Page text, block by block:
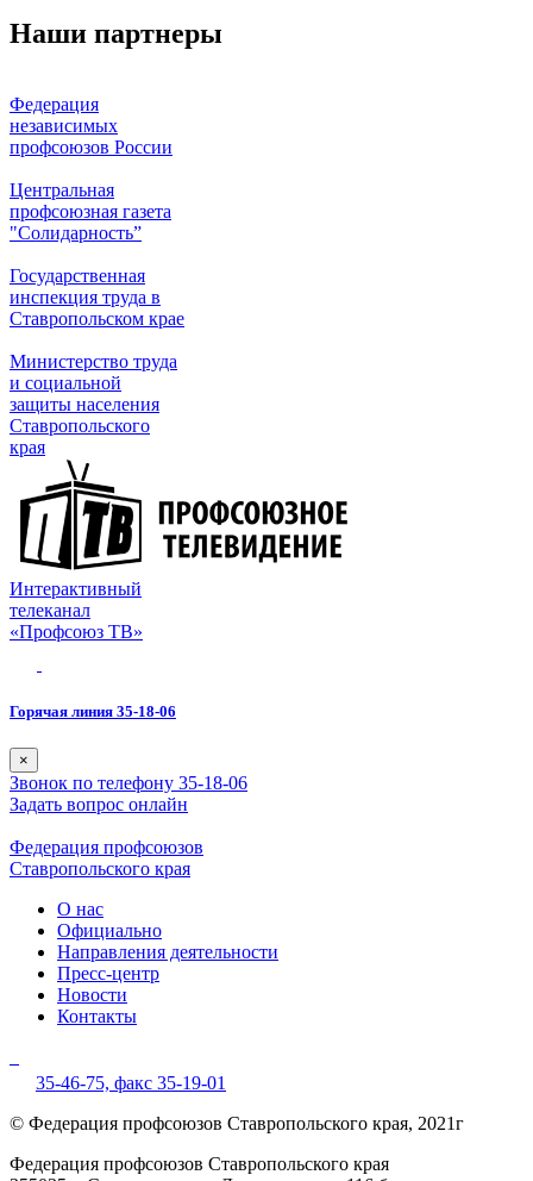
Наши партнеры
Федерация
независимых
профсоюзов России
Центральная
профсоюзная газета
"Солидарность”
Государственная
инспекция труда в
Ставропольском крае
Министерство труда
и социальной
защиты населения
Ставропольского
края
Интерактивный
телеканал
«Профсоюз ТВ»
Горячая линия 35-18-06
×
Звонок по телефону 35-18-06
Задать вопрос онлайн
Федерация профсоюзов
Ставропольского края
О нас
Официально
Направления деятельности
Пресс-центр
Новости
Контакты
35-46-75, факс 35-19-01
© Федерация профсоюзов Ставропольского края, 2021г
Федерация профсоюзов Ставропольского края